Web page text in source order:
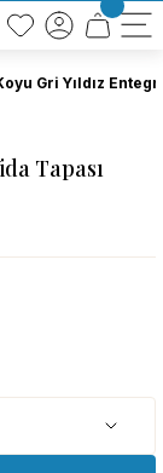
Gri Yıldız
Tapası